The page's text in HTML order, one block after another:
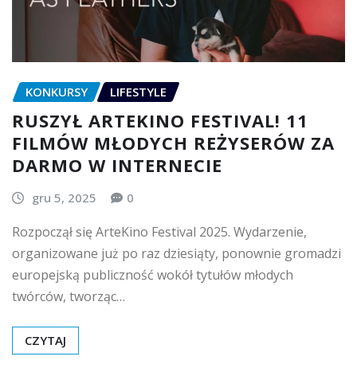
KONKURSY LIFESTYLE
RUSZYŁ ARTEKINO FESTIVAL! 11
FILMÓW MŁODYCH REŻYSERÓW ZA
DARMO W INTERNECIE
gru 5, 2025 0
Rozpoczął się ArteKino Festival 2025. Wydarzenie,
organizowane już po raz dziesiąty, ponownie gromadzi
europejską publiczność wokół tytułów młodych
twórców, tworząc…
CZYTAJ